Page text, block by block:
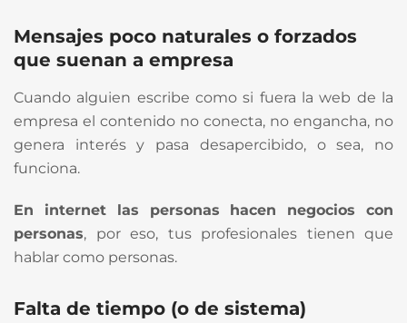
Mensajes poco naturales o forzados
que suenan a empresa
Cuando alguien escribe como si fuera la web de la
empresa el contenido no conecta, no engancha, no
genera interés y pasa desapercibido, o sea, no
funciona.
En internet las personas hacen negocios con
personas, por eso, tus profesionales tienen que
hablar como personas.
Falta de tiempo (o de sistema)